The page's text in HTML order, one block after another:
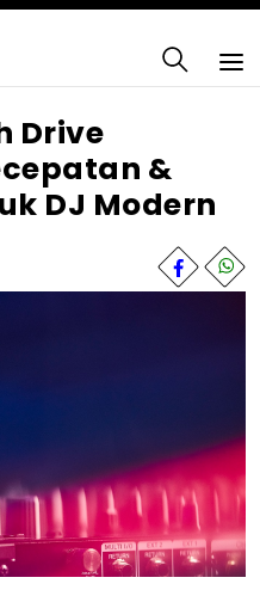
Drive
&
DJ Modern